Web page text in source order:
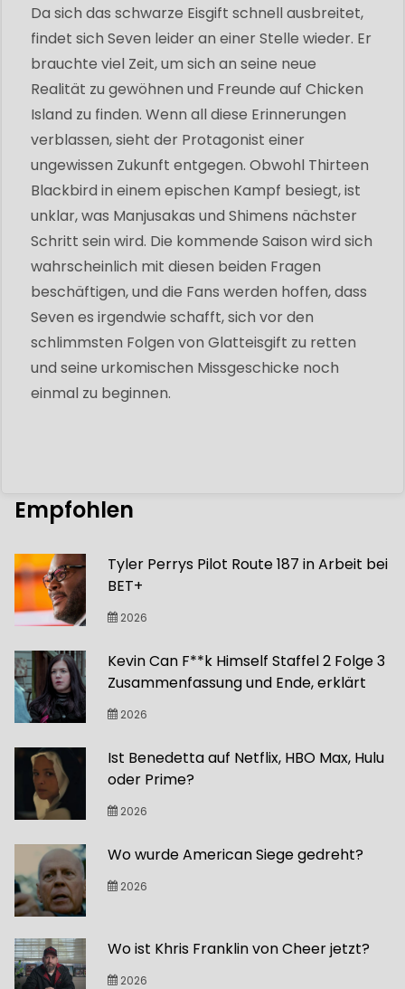
Da sich das schwarze Eisgift schnell ausbreitet,
findet sich Seven leider an einer Stelle wieder. Er
brauchte viel Zeit, um sich an seine neue
Realität zu gewöhnen und Freunde auf Chicken
Island zu finden. Wenn all diese Erinnerungen
verblassen, sieht der Protagonist einer
ungewissen Zukunft entgegen. Obwohl Thirteen
Blackbird in einem epischen Kampf besiegt, ist
unklar, was Manjusakas und Shimens nächster
Schritt sein wird. Die kommende Saison wird sich
wahrscheinlich mit diesen beiden Fragen
beschäftigen, und die Fans werden hoffen, dass
Seven es irgendwie schafft, sich vor den
schlimmsten Folgen von Glatteisgift zu retten
und seine urkomischen Missgeschicke noch
einmal zu beginnen.
Empfohlen
Tyler Perrys Pilot Route 187 in Arbeit bei
BET+
2026
Kevin Can F**k Himself Staffel 2 Folge 3
Zusammenfassung und Ende, erklärt
2026
Ist Benedetta auf Netflix, HBO Max, Hulu
oder Prime?
2026
Wo wurde American Siege gedreht?
2026
Wo ist Khris Franklin von Cheer jetzt?
2026